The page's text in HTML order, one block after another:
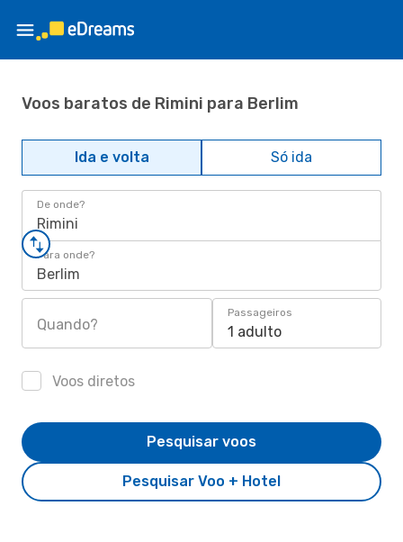
Voos baratos de Rimini para Berlim
Ida e volta Só ida
De onde?
Rimini
Para onde?
Berlim
Quando?
Passageiros
1 adulto
Voos diretos
Pesquisar Voo + Hotel
Pesquisar voos